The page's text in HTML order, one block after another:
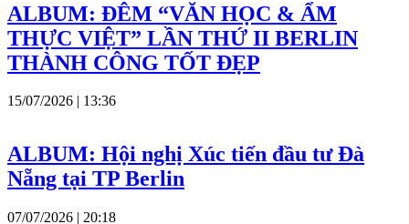
ALBUM: ĐÊM “VĂN HỌC & ẨM
THỰC VIỆT” LẦN THỨ II BERLIN
THÀNH CÔNG TỐT ĐẸP
15/07/2026 | 13:36
ALBUM: Hội nghị Xúc tiến đầu tư Đà
Nẵng tại TP Berlin
07/07/2026 | 20:18